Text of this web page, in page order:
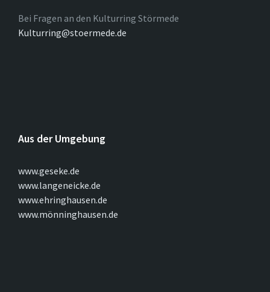
Bei Fragen an den Kulturring Störmede
Kulturring@stoermede.de
Aus der Umgebung
www.geseke.de
www.langeneicke.de
www.ehringhausen.de
www.mönninghausen.de